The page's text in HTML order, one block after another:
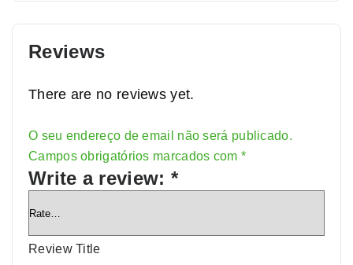
Reviews
There are no reviews yet.
O seu endereço de email não será publicado.
Campos obrigatórios marcados com *
Write a review: *
Review Title
Alternative: